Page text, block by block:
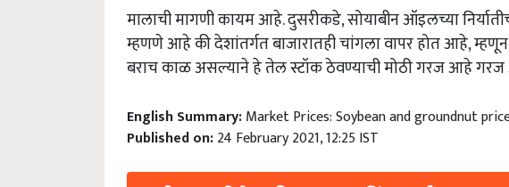
मालाची मागणी कायम आहे. दुसरीकडे, सोयाबीन ऑइलच्या
म्हणणे आहे की देशांतर्गत बाजारातही चांगला वापर होत आहे,
बराच काळ असल्याने हे तेल स्टॉक ठेवण्याची मोठी गरज आहे
English Summary:Market Prices: Soybean and groundnut
Published on:24 February 2021, 12:25 IST